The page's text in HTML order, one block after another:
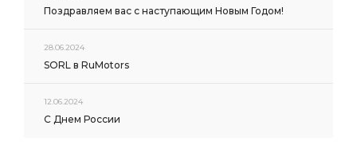
Поздравляем вас с наступающим Новым Годом!
28.06.2024
SORL в RuMotors
12.06.2024
С Днем России